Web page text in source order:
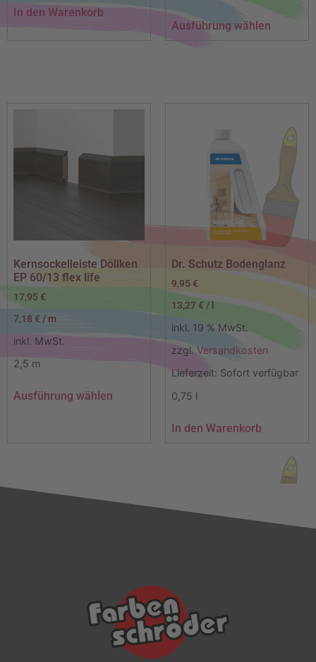
In den Warenkorb
Ausführung wählen
Kernsockelleiste Döllken
EP 60/13 flex life
17,95 €
7,18 € / m
inkl. MwSt.
2,5 m
Ausführung wählen
Dr. Schutz Bodenglanz
9,95 €
13,27 € /
inkl. 19 % MwSt.
zzgl. Versandkosten
Lieferzeit: Sofort verfügbar
0,75 l
In den Warenkorb